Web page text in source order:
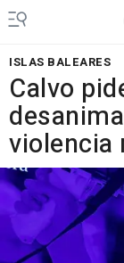
ISLAS BALEARES
Calvo
violencia